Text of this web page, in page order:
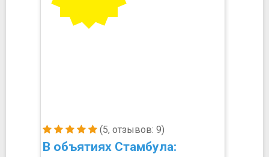
(5, отзывов: 9)
В объятиях Стамбула: